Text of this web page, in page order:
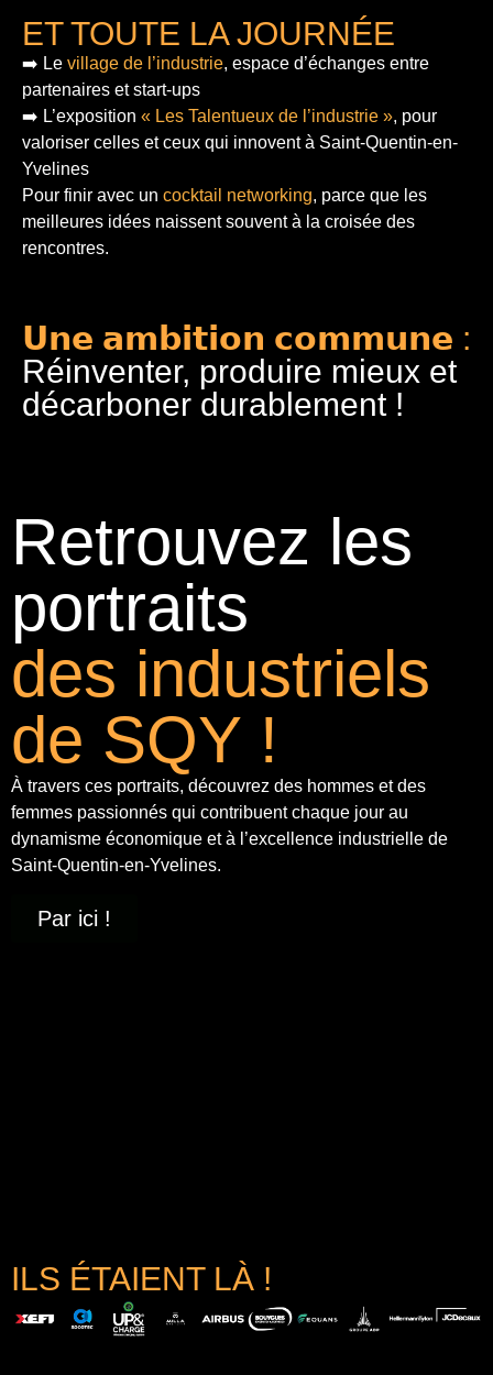
ET TOUTE LA JOURNÉE
➡️ Le village de l’industrie, espace d’échanges entre
partenaires et start-ups
➡️ L’exposition « Les Talentueux de l’industrie », pour
valoriser celles et ceux qui innovent à Saint-Quentin-en-
Yvelines
Pour finir avec un cocktail networking, parce que les
meilleures idées naissent souvent à la croisée des
rencontres.
𝗨𝗻𝗲 𝗮𝗺𝗯𝗶𝘁𝗶𝗼𝗻 𝗰𝗼𝗺𝗺𝘂𝗻𝗲 :
Réinventer, produire mieux et
décarboner durablement !
Retrouvez les
portraits
des industriels
de SQY !
À travers ces portraits, découvrez des hommes et des
femmes passionnés qui contribuent chaque jour au
dynamisme économique et à l’excellence industrielle de
Saint-Quentin-en-Yvelines.
Par ici !
ILS ÉTAIENT LÀ !